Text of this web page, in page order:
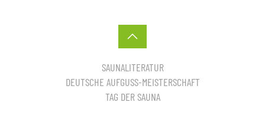
SAUNALITERATUR
DEUTSCHE AUFGUSS-MEISTERSCHAFT
TAG DER SAUNA